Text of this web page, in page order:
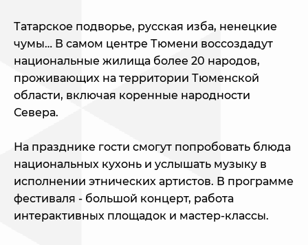
Татарское подворье, русская изба, ненецкие
чумы… В самом центре Тюмени воссоздадут
национальные жилища более 20 народов,
проживающих на территории Тюменской
области, включая коренные народности
Севера.
На празднике гости смогут попробовать блюда
национальных кухонь и услышать музыку в
исполнении этнических артистов. В программе
фестиваля - большой концерт, работа
интерактивных площадок и мастер-классы.